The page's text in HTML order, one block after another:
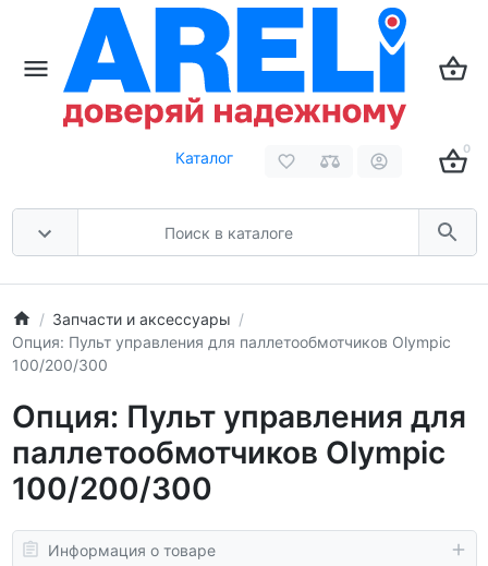
Каталог 0
Запчасти и аксессуары
Опция: Пульт управления для паллетообмотчиков Olympic
100/200/300
Опция: Пульт управления для
паллетообмотчиков Olympic
100/200/300
Информация о товаре